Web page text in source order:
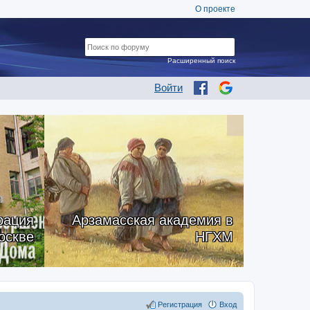
О проекте
Войти
Расширенный поиск
Арзамасская академия в
НГХМ
Вход
Регистрация